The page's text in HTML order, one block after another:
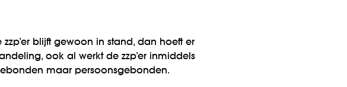
blijft gewoon in stand, dan hoeft er
ook al werkt de zzp’er inmiddels
maar persoonsgebonden.